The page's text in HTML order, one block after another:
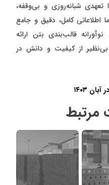
تعهدی شبانه‌روزی و بی‌وقفه،
اطلاعاتی کامل، دقیق و جامع
قالب‌بندی بتن ارائه
از کیفیت و دانش در
آبان ۱۴۰۳
مرتبط